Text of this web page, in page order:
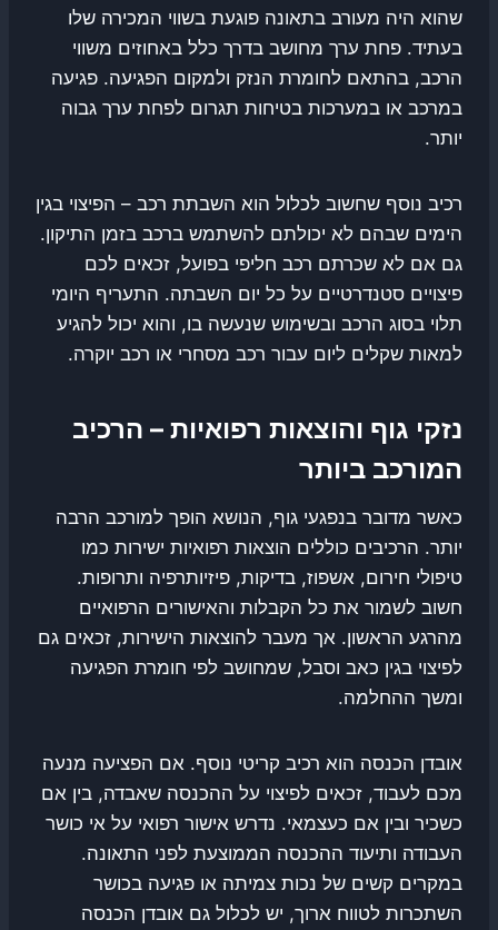
שהוא היה מעורב בתאונה פוגעת בשווי המכירה שלו
בעתיד. פחת ערך מחושב בדרך כלל באחוזים משווי
הרכב, בהתאם לחומרת הנזק ולמקום הפגיעה. פגיעה
במרכב או במערכות בטיחות תגרום לפחת ערך גבוה
יותר.
רכיב נוסף שחשוב לכלול הוא השבתת רכב – הפיצוי בגין
הימים שבהם לא יכולתם להשתמש ברכב בזמן התיקון.
גם אם לא שכרתם רכב חליפי בפועל, זכאים לכם
פיצויים סטנדרטיים על כל יום השבתה. התעריף היומי
תלוי בסוג הרכב ובשימוש שנעשה בו, והוא יכול להגיע
למאות שקלים ליום עבור רכב מסחרי או רכב יוקרה.
נזקי גוף והוצאות רפואיות – הרכיב
המורכב ביותר
כאשר מדובר בנפגעי גוף, הנושא הופך למורכב הרבה
יותר. הרכיבים כוללים הוצאות רפואיות ישירות כמו
טיפולי חירום, אשפוז, בדיקות, פיזיותרפיה ותרופות.
חשוב לשמור את כל הקבלות והאישורים הרפואיים
מהרגע הראשון. אך מעבר להוצאות הישירות, זכאים גם
לפיצוי בגין כאב וסבל, שמחושב לפי חומרת הפגיעה
ומשך ההחלמה.
אובדן הכנסה הוא רכיב קריטי נוסף. אם הפציעה מנעה
מכם לעבוד, זכאים לפיצוי על ההכנסה שאבדה, בין אם
כשכיר ובין אם כעצמאי. נדרש אישור רפואי על אי כושר
העבודה ותיעוד ההכנסה הממוצעת לפני התאונה.
במקרים קשים של נכות צמיתה או פגיעה בכושר
השתכרות לטווח ארוך, יש לכלול גם אובדן הכנסה